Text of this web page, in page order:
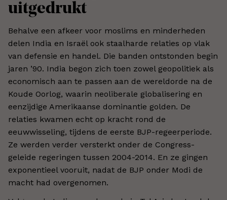
uitgedrukt
Behalve een afkeer voor moslims en minderheden
delen India en Israël ook staalharde relaties op vlak
van defensie en handel. Die banden ontstonden begin
jaren ’90. India begon zich toen zowel geopolitiek als
economisch aan te passen aan de wereldorde na de
Koude Oorlog, waarin neoliberale globalisering en
eenzijdige Amerikaanse dominantie golden. De
relaties kwamen echt op kracht rond de
eeuwwisseling, tijdens de eerste BJP-regeerperiode.
Ze werden verder versterkt onder de Congress-
geleide regeringen tussen 2004-2014. En ze gingen
exponentieel vooruit, nadat de BJP onder Modi de
macht had overgenomen.